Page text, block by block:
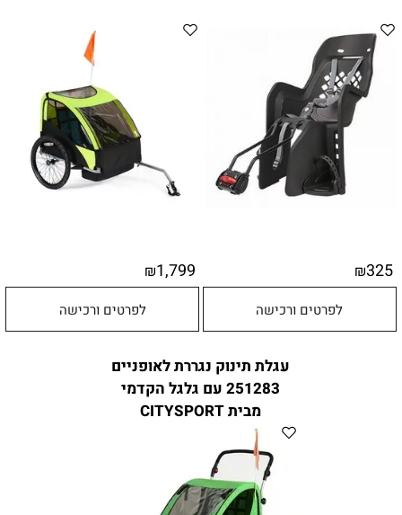
₪325
לפרטים ורכישה
₪1,799
לפרטים ורכישה
עגלת תינוק נגררת לאופניים
251283 עם גלגל הקדמי
מבית CITYSPORT